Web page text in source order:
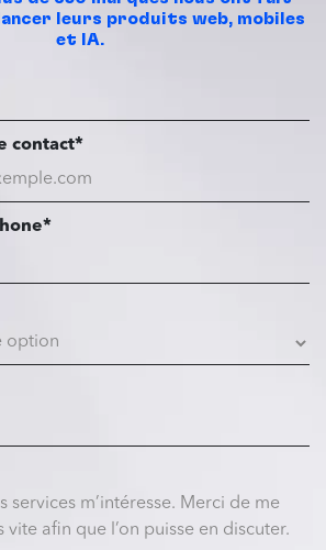
leurs produits web, mobiles
et IA.
contact*